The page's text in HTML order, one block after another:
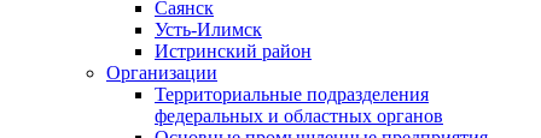
Саянск
Усть-Илимск
Истринский район
Организации
Территориальные подразделения
федеральных и областных органов